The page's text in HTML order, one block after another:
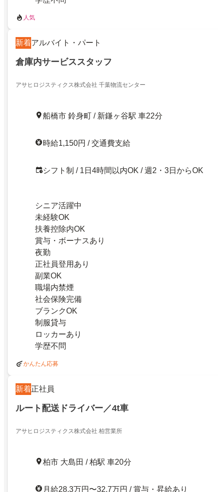
人気
新着アルバイト・パート
倉庫内サービススタッフ
アサヒロジスティクス株式会社 千葉物流センター
船橋市 鈴身町 / 新鎌ヶ谷駅 車22分
時給1,150円 / 交通費支給
シフト制 / 1日4時間以内OK / 週2・3日からOK
シニア活躍中
未経験OK
扶養控除内OK
賞与・ボーナスあり
夜勤
正社員登用あり
副業OK
職場内禁煙
社会保険完備
ブランクOK
制服貸与
ロッカーあり
学歴不問
かんたん応募
新着正社員
ルート配送ドライバー／4t車
アサヒロジスティクス株式会社 柏営業所
柏市 大島田 / 柏駅 車20分
月給28.3万円〜32.7万円 / 賞与・昇給あり